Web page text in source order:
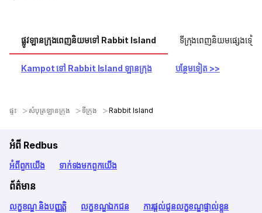
ផ្លូវឡានក្រុងពេញនិយមទៅ Rabbit Island ទីក្រុងពេញនិយមផ្សេងទៀត
Kampot ទៅ Rabbit Island ឡានក្រុង បន្ថែមទៀត >>
ផ្ទះ សំបុត្រឡានក្រុង ទីក្រុង Rabbit Island
អំពី Redbus
អំពី​ពួក​យើង ទាក់ទង​មក​ពួក​យើង
ព័ត៌មាន
លក្ខខណ្ឌ និងបញ្ញត្តិ លក្ខខណ្ឌឯកជន ការផ្តល់ជូនលក្ខខណ្ឌផ្ទាល់ខ្លួន